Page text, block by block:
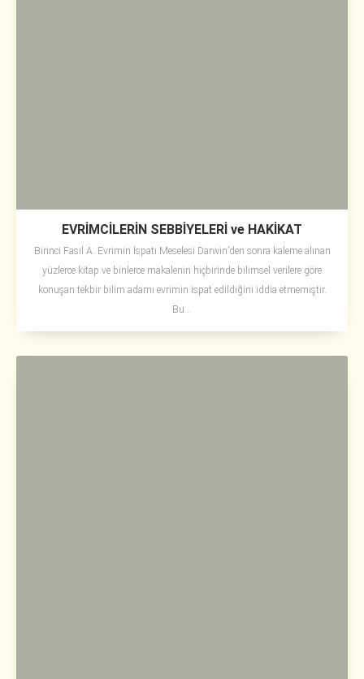
EVRİMCİLERİN SEBBİYELERİ ve HAKİKAT
Birinci Fasıl A. Evrimin İspatı Meselesi Darwin’den sonra kaleme alınan
yüzlerce kitap ve binlerce makalenin hiçbirinde bilimsel verilere göre
konuşan tekbir bilim adamı evrimin ispat edildiğini iddia etmemiştir.
Bu...